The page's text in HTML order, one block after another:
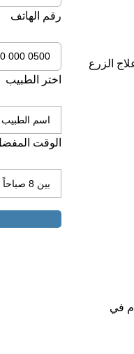
الزرع
في
رقم الهاتف
اختر الطبيب
الوقت